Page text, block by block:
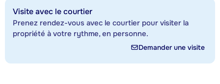
Visite avec le courtier
Prenez rendez-vous avec le courtier pour visiter la
propriété à votre rythme, en personne.
Demander une visite